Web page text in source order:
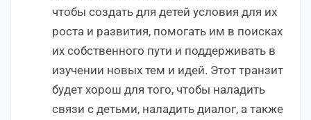
чтобы создать для детей условия для их
роста и развития, помогать им в поисках
их собственного пути и поддерживать в
изучении новых тем и идей. Этот транзит
будет хорош для того, чтобы наладить
связи с детьми, наладить диалог, а также